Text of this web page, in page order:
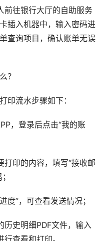
往银行大厅的自助服务
插入机器中，输入密码进
查询项目，确认账单无误
？
流水步骤如下：
，登录后点击“我的账
印的内容，填写“接收邮
”，可查看发送情况；
史明细PDF文件，输入